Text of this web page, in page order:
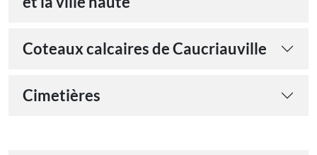
Coteaux calcaires de Caucriauville
Cimetières